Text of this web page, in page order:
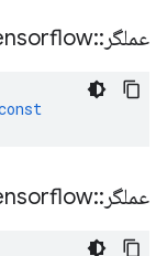
عملگر ::
عملگر ::